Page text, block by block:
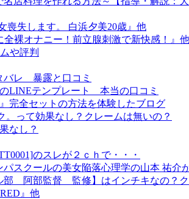
喪失します。 白浜夕美20歳』他
裸オナニー！前立腺刺激で新快感！』他
や評判
バレ 暴露と口コミ
LINEテンプレート 本当の口コミ
完全セットの方法を体験したブログ
って効果なし？クレームは無いの？
なし？
のスレが２ｃｈで・・・
スクールの美女陥落心理学の山本 祐
部 阿部監督 監修】はインチキなの？ク
』他